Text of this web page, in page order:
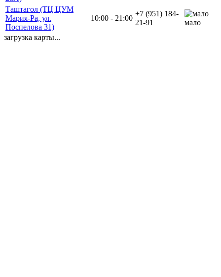
Таштагол (ТЦ ЦУМ
Мария-Ра, ул.
Поспелова 31)
10:00 - 21:00
+7 (951) 184-
21-91
мало
загрузка карты...